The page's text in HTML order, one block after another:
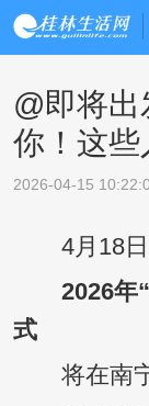
@即将
你！这些
2026-04-15
4月18日
2026年
式
将在南宁